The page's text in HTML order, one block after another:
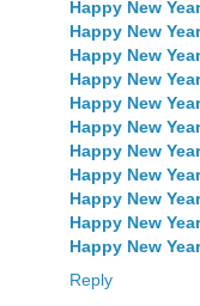
Happy New
Happy New
Happy New
Happy New
Happy New
Happy New
Happy New
Happy New
Happy New
Happy New
Happy New
Reply